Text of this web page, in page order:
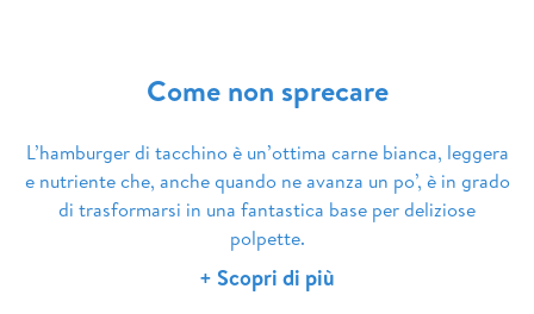
Come non sprecare
L’hamburger di tacchino è un’ottima carne bianca, leggera
e nutriente che, anche quando ne avanza un po’, è in grado
di trasformarsi in una fantastica base per deliziose
polpette.
+ Scopri di più